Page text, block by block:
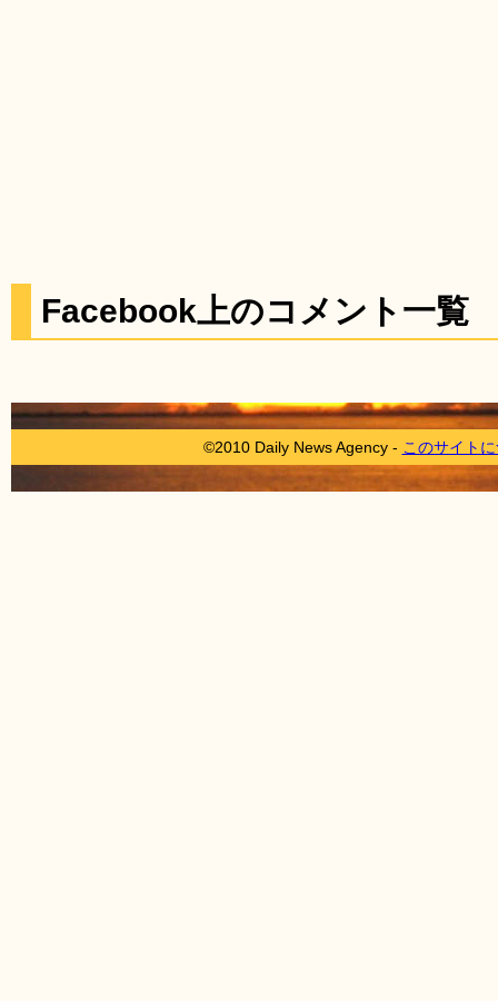
Facebook上のコメント一覧
©2010 Daily News Agency - このサイト